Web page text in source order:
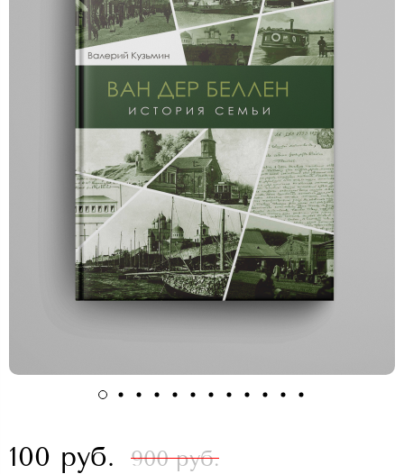
100 руб. 900 руб.